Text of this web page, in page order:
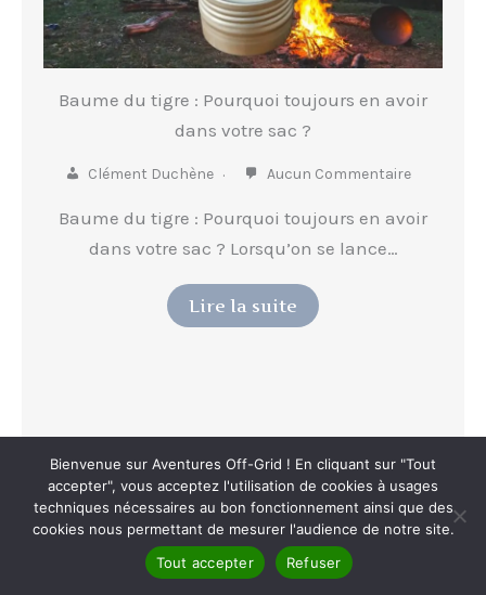
Baume du tigre : Pourquoi toujours en avoir
dans votre sac ?
Clément Duchène Aucun Commentaire
Baume du tigre : Pourquoi toujours en avoir
dans votre sac ? Lorsqu’on se lance…
Lire la suite
Bienvenue sur Aventures Off-Grid ! En cliquant sur "Tout
accepter", vous acceptez l'utilisation de cookies à usages
techniques nécessaires au bon fonctionnement ainsi que des
cookies nous permettant de mesurer l'audience de notre site.
Tout accepter
Refuser